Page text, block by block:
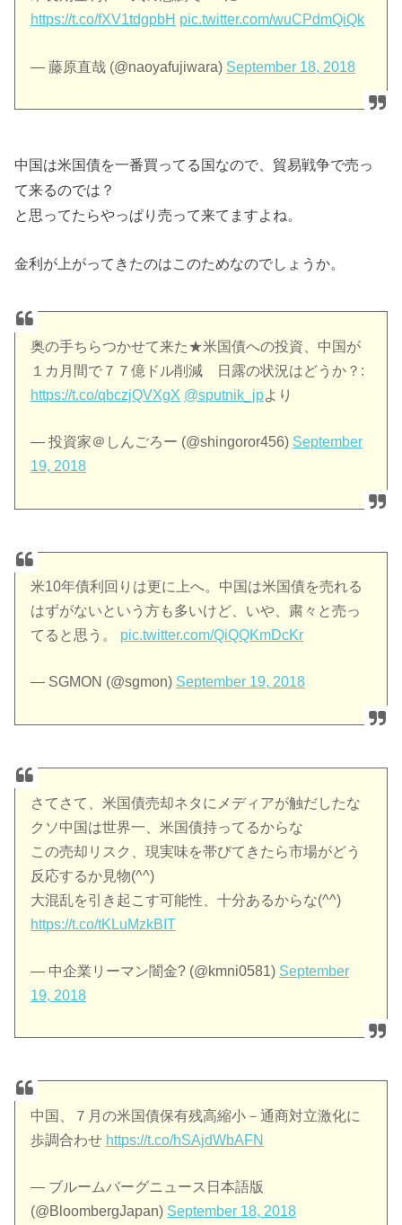
https://t.co/fXV1tdgpbH pic.twitter.com/wuCPdmQiQk
— 藤原直哉 (@naoyafujiwara) September 18, 2018
中国は米国債を一番買ってる国なので、貿易戦争で売っ
て来るのでは？
と思ってたらやっぱり売って来てますよね。
金利が上がってきたのはこのためなのでしょうか。
奥の手ちらつかせて来た★米国債への投資、中国が
１カ月間で７７億ドル削減 日露の状況はどうか？:
https://t.co/qbczjQVXgX @sputnik_jpより
— 投資家＠しんごろー (@shingoror456) September
19, 2018
米10年債利回りは更に上へ。中国は米国債を売れる
はずがないという方も多いけど、いや、粛々と売っ
てると思う。 pic.twitter.com/QiQQKmDcKr
— SGMON (@sgmon) September 19, 2018
さてさて、米国債売却ネタにメディアが触だしたな
クソ中国は世界一、米国債持ってるからな
この売却リスク、現実味を帯びてきたら市場がどう
反応するか見物(^^)
大混乱を引き起こす可能性、十分あるからな(^^)
https://t.co/tKLuMzkBIT
— 中企業リーマン闇金? (@kmni0581) September
19, 2018
中国、７月の米国債保有残高縮小－通商対立激化に
歩調合わせ https://t.co/hSAjdWbAFN
— ブルームバーグニュース日本語版
(@BloombergJapan) September 18, 2018